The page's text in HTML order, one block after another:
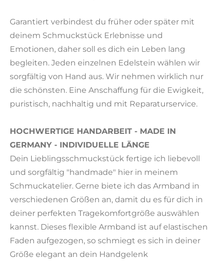
Garantiert verbindest du früher oder später mit
deinem Schmuckstück Erlebnisse und
Emotionen, daher soll es dich ein Leben lang
begleiten. Jeden einzelnen Edelstein wählen wir
sorgfältig von Hand aus. Wir nehmen wirklich nur
die schönsten. Eine Anschaffung für die Ewigkeit,
puristisch, nachhaltig und mit Reparaturservice.
HOCHWERTIGE HANDARBEIT - MADE IN
GERMANY - INDIVIDUELLE LÄNGE
Dein Lieblingsschmuckstück fertige ich liebevoll
und sorgfältig "handmade" hier in meinem
Schmuckatelier. Gerne biete ich das Armband in
verschiedenen Größen an, damit du es für dich in
deiner perfekten Tragekomfortgröße auswählen
kannst. Dieses flexible Armband ist auf elastischen
Faden aufgezogen, so schmiegt es sich in deiner
Größe elegant an dein Handgelenk